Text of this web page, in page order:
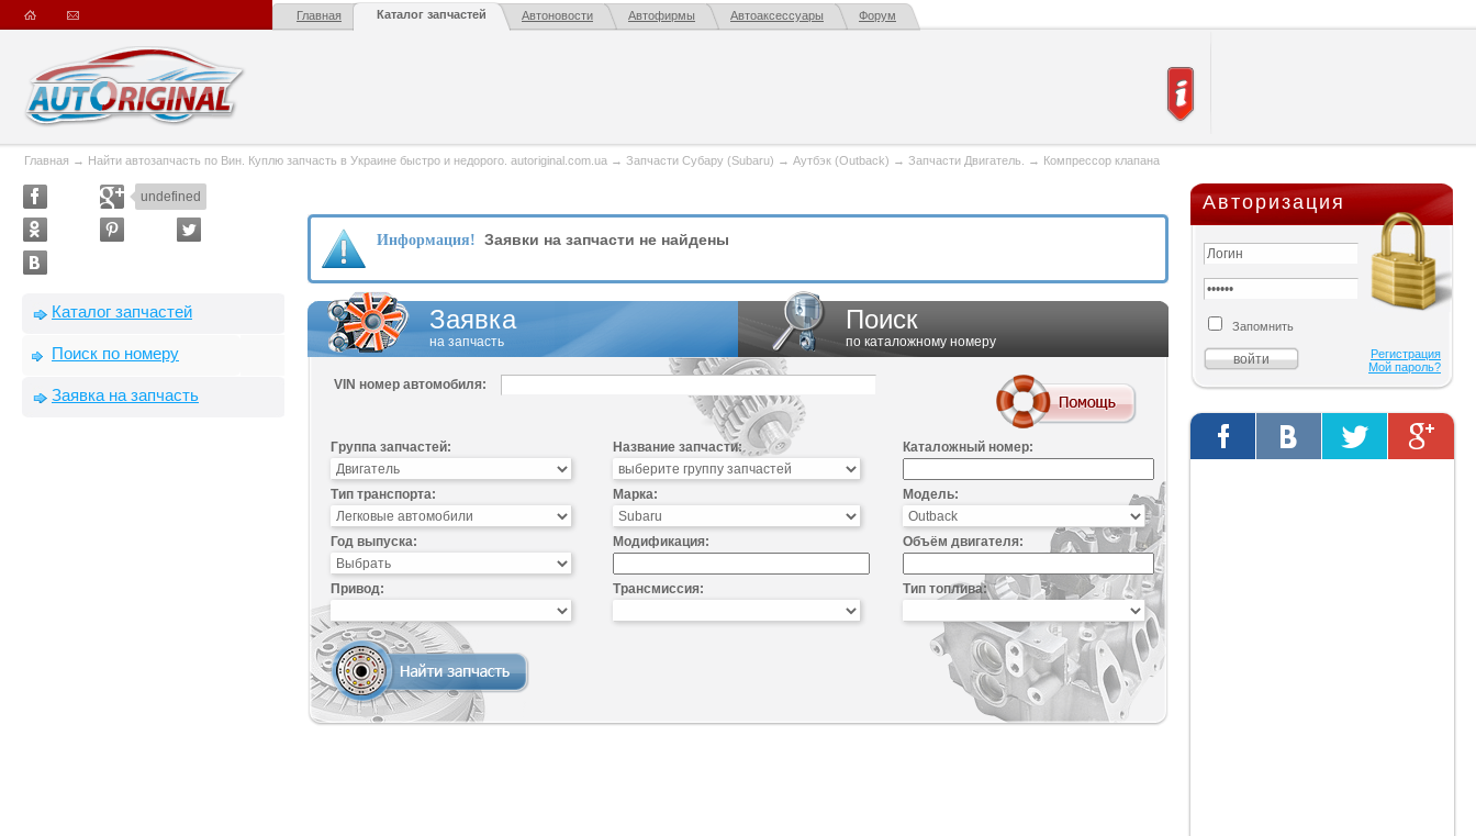
Главная Каталог запчастей Автоновости Автофирмы Автоаксессуары Форум
Главная → Найти автозапчасть по Вин. Куплю запчасть в Украине быстро и недорого. autoriginal.com.ua → Запчасти Субару (Subaru) → Аутбэк (Outback) → Запчасти Двигатель. → Компрессор клапана
undefined
Каталог запчастей
Поиск по номеру
Заявка на запчасть
Информация! Заявки на запчасти не найдены
Заявка
на запчасть
Поиск
по каталожному номеру
VIN номер автомобиля:
Группа запчастей: Название запчасти: Каталожный номер:
Тип транспорта: Марка: Модель:
Год выпуска: Модификация: Объём двигателя:
Привод: Трансмиссия: Тип топлива:
Авторизация
Запомнить
Регистрация
Мой пароль?